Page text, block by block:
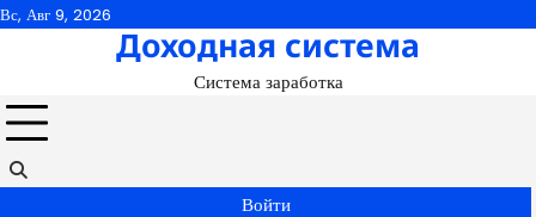
Перейти
Вс, Авг 9, 2026
Доходная система
Система заработка
Войти